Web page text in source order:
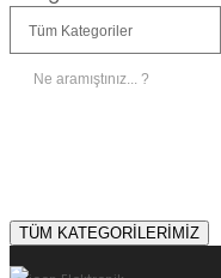
TÜM KATEGORİLERİMİZ
Sipariş Sorgulama